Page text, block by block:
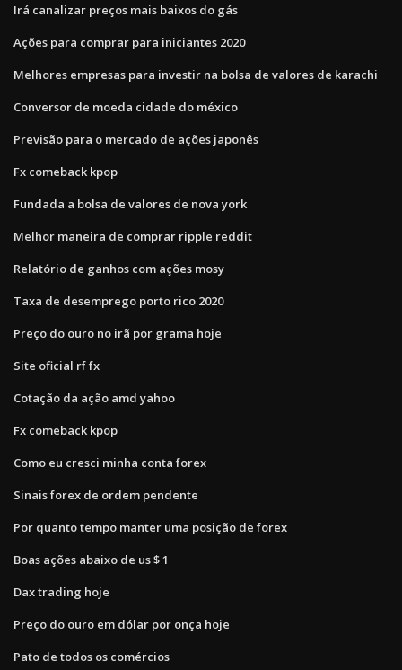
Irá canalizar preços mais baixos do gás
Ações para comprar para iniciantes 2020
Melhores empresas para investir na bolsa de valores de karachi
Conversor de moeda cidade do méxico
Previsão para o mercado de ações japonês
Fx comeback kpop
Fundada a bolsa de valores de nova york
Melhor maneira de comprar ripple reddit
Relatório de ganhos com ações mosy
Taxa de desemprego porto rico 2020
Preço do ouro no irã por grama hoje
Site oficial rf fx
Cotação da ação amd yahoo
Fx comeback kpop
Como eu cresci minha conta forex
Sinais forex de ordem pendente
Por quanto tempo manter uma posição de forex
Boas ações abaixo de us $ 1
Dax trading hoje
Preço do ouro em dólar por onça hoje
Pato de todos os comércios